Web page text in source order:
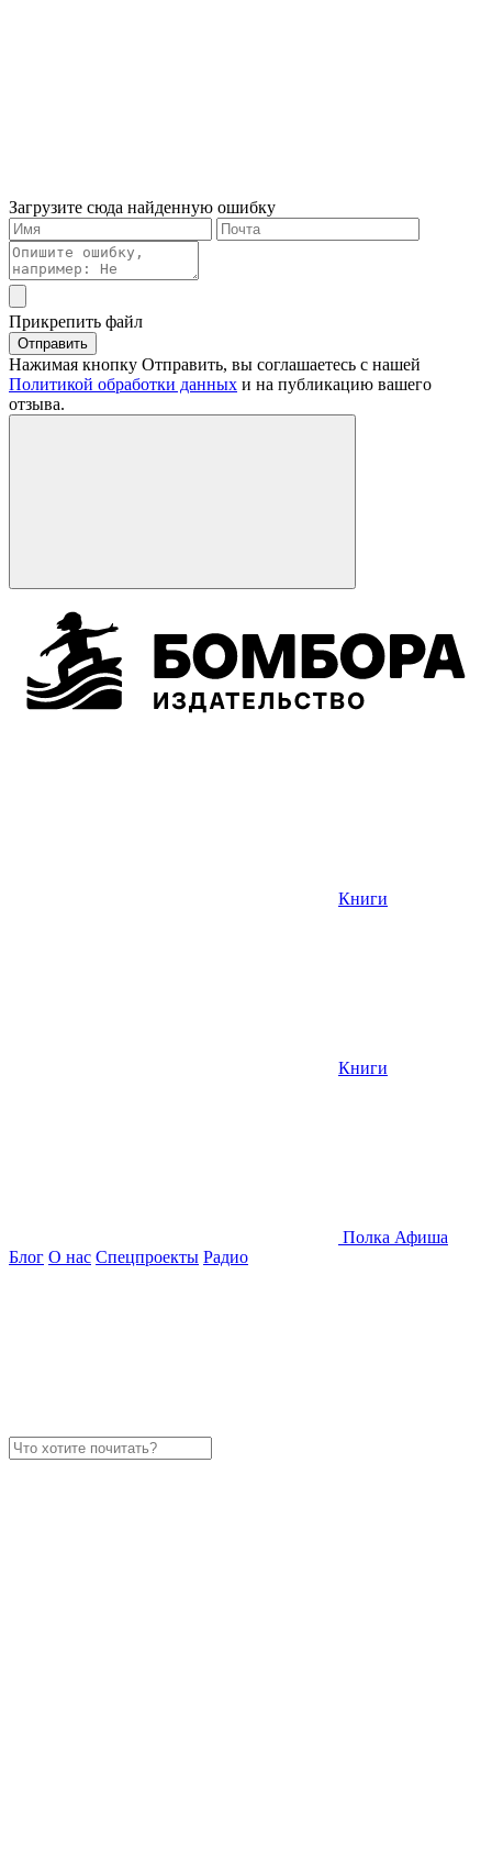
Загрузите сюда найденную ошибку
Прикрепить файл
Отправить
Нажимая кнопку Отправить, вы соглашаетесь с нашей
Политикой обработки данных и на публикацию вашего
отзыва.
Книги
Книги
Полка Афиша
Блог О нас Спецпроекты Радио